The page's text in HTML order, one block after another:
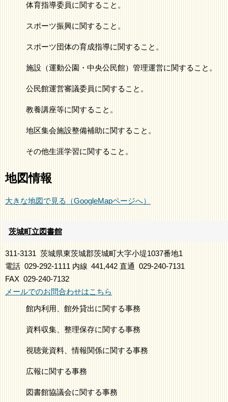
体育指導委員に関すること。
スポーツ振興に関すること。
スポーツ団体の育成指導に関すること。
施設（運動公園・中央公民館）管理運営に関すること。
公民館運営審議委員に関すること。
教養講座等に関すること。
地区集会施設整備補助に関すること。
その他生涯学習に関すること。
地図情報
大きな地図で見る（GoogleMapページへ）
茨城町立図書館
311-3131 茨城県東茨城郡茨城町大字小堤1037番地1
電話 029-292-1111 内線 441,442 直通
029-240-7131
FAX 029-240-7132
メールでのお問合わせはこちら
館内利用、館外貸出に関する事務
資料収集、整理保存に関する事務
視聴覚資料、情報関係に関する事務
広報に関する事務
図書館協議会に関する事務